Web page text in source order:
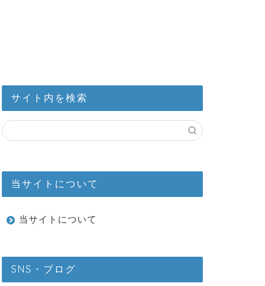
サイト内を検索
当サイトについて
当サイトについて
SNS・ブログ